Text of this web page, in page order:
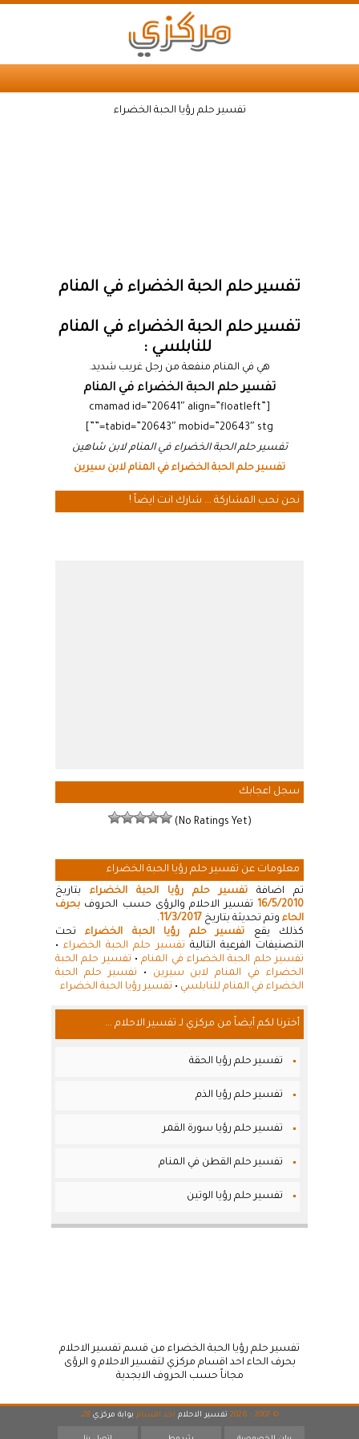
تفسير حلم رؤيا الحبة الخضراء
تفسير حلم الحبة الخضراء في المنام
تفسير حلم الحبة الخضراء في المنام
للنابلسي :
هي في المنام منفعة من رجل غريب شديد.
تفسير حلم الحبة الخضراء في المنام
[cmamad id=”20641″ align=”floatleft”
tabid=”20643″ mobid=”20643″ stg=””]
تفسير حلم الحبة الخضراء في المنام لابن شاهين
تفسير حلم الحبة الخضراء في المنام لابن سيرين
نحن نحب المشاركة ... شارك انت ايضاً !
سجل اعجابك
(No Ratings Yet)
معلومات عن تفسير حلم رؤيا الحبة الخضراء
تم اضافة تفسير حلم رؤيا الحبة الخضراء بتاريخ
16/5/2010 تفسير الاحلام والرؤى حسب الحروف بحرف
الحاء وتم تحديثة بتاريخ 11/3/2017
.
كذلك يقع تفسير حلم رؤيا الحبة الخضراءتحت
التصنيفات الفرعية التالية تفسير حلم الحبة الخضراء•
تفسير حلم الحبة الخضراء في المنام• تفسير حلم الحبة
الخضراء في المنام لابن سيرين
• تفسير حلم الحبة
الخضراء في المنام للنابلسي • تفسير رؤيا الحبة الخضراء
أخترنا لكم أيضاً من مركزي لـ تفسير الاحلام ...
تفسير حلم رؤيا الحقة
تفسير حلم رؤيا الذم
تفسير حلم رؤيا سورة القمر
تفسير حلم القطن في المنام
تفسير حلم رؤيا الوتين
تفسير حلم رؤيا الحبة الخضراء من قسم تفسير الاحلام
بحرف الحاء احد اقسام مركزي لتفسير الاحلام و الرؤى
مجاناً حسب الحروف الابجدية
© 2007 - 2026 تفسير الاحلام احد اقسام بوابة مركزي 28